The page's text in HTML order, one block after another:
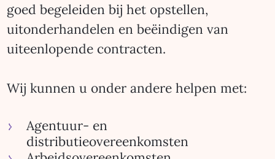
goed begeleiden bij het opstellen,
uitonderhandelen en beëindigen van
uiteenlopende contracten.
Wij kunnen u onder andere helpen met:
Agentuur- en
distributieovereenkomsten